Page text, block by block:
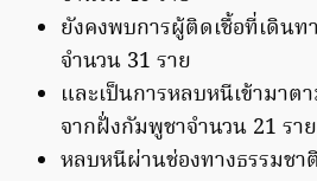
ยังคงพบการผู้ติดเชื้อที่เดิน
จำนวน 31 ราย
และเป็นการหลบหนีเข้ามาต
จากฝั่งกัมพูชาจำนวน 21 ราย
หลบหนีผ่านช่องทางธรรมชา